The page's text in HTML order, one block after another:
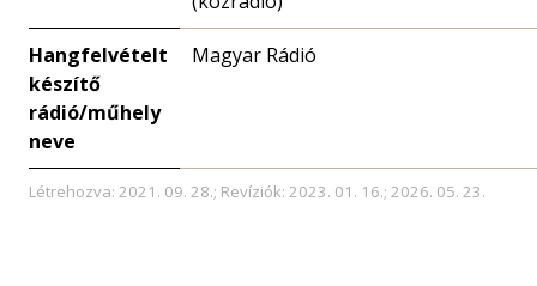
Hangfelvételt
készítő
rádió/műhely
neve
Magyar Rádió
Létrehozva: 2021. 09. 28.; Revíziók: 2023. 01. 16.; 2026. 05. 23.